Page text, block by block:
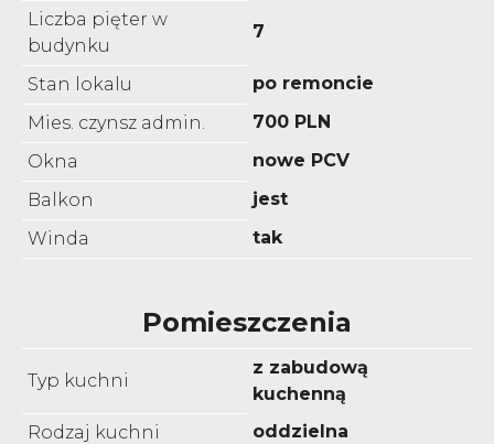
Liczba pięter w
budynku
7
Stan lokalu
po remoncie
Mies. czynsz admin.
700 PLN
Okna
nowe PCV
Balkon
jest
Winda
tak
Pomieszczenia
Typ kuchni
z zabudową
kuchenną
Rodzaj kuchni
oddzielna